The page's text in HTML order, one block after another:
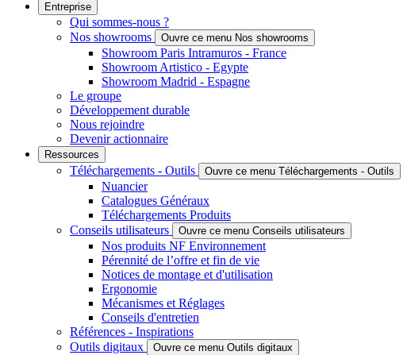
Entreprise
Qui sommes-nous ?
Nos showrooms
Ouvre ce menu Nos showrooms
Showroom Paris Intramuros - France
Showroom Artistico - Egypte
Showroom Madrid - Espagne
Le groupe
Développement durable
Nous rejoindre
Devenir actionnaire
Ressources
Téléchargements - Outils Ouvre ce menu Téléchargements - Outils
Nuancier
Catalogues Généraux
Téléchargements Produits
Conseils utilisateurs
Ouvre ce menu Conseils utilisateurs
Nos produits NF Environnement
Pérennité de l’offre et fin de vie
Notices de montage et d'utilisation
Ergonomie
Mécanismes et Réglages
Conseils d'entretien
Références - Inspirations
Outils digitaux
Ouvre ce menu Outils digitaux